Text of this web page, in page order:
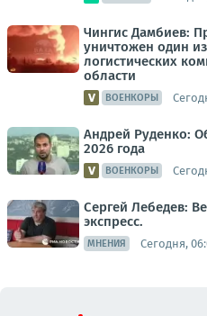
Чингис Дамбиев:
уничтожен один
логистических
области
ВОЕНКОРЫ
Андрей Руденко:
2026 года
ВОЕНКОРЫ
Сергей Лебедев:
экспресс.
МНЕНИЯ Сегодня,